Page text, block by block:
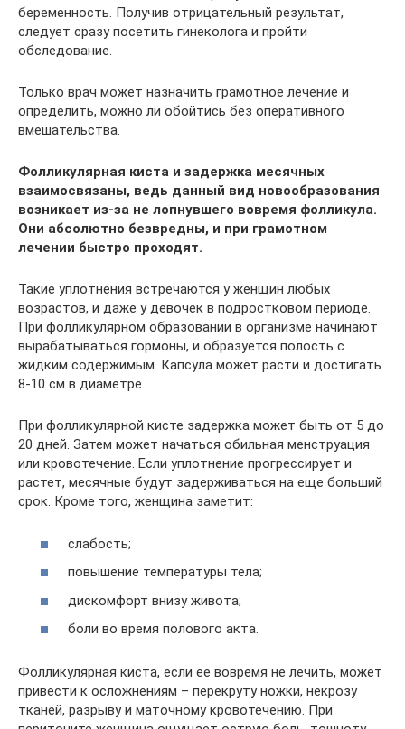
беременность. Получив отрицательный результат,
следует сразу посетить гинеколога и пройти
обследование.
Только врач может назначить грамотное лечение и
определить, можно ли обойтись без оперативного
вмешательства.
Фолликулярная киста и задержка месячных
взаимосвязаны, ведь данный вид новообразования
возникает из-за не лопнувшего вовремя фолликула.
Они абсолютно безвредны, и при грамотном
лечении быстро проходят.
Такие уплотнения встречаются у женщин любых
возрастов, и даже у девочек в подростковом периоде.
При фолликулярном образовании в организме начинают
вырабатываться гормоны, и образуется полость с
жидким содержимым. Капсула может расти и достигать
8-10 см в диаметре.
При фолликулярной кисте задержка может быть от 5 до
20 дней. Затем может начаться обильная менструация
или кровотечение. Если уплотнение прогрессирует и
растет, месячные будут задерживаться на еще больший
срок. Кроме того, женщина заметит:
слабость;
повышение температуры тела;
дискомфорт внизу живота;
боли во время полового акта.
Фолликулярная киста, если ее вовремя не лечить, может
привести к осложнениям – перекруту ножки, некрозу
тканей, разрыву и маточному кровотечению. При